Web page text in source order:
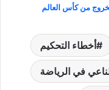
من كأس العالم
أخطاء التحكيم
في الرياضة